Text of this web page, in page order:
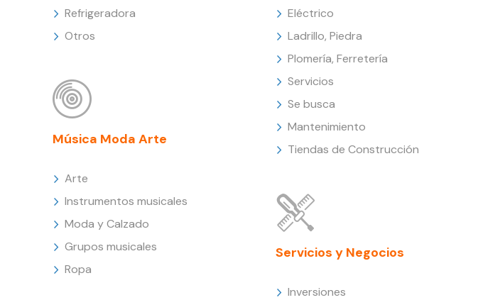
Refrigeradora
Otros
Música Moda Arte
Arte
Instrumentos musicales
Moda y Calzado
Grupos musicales
Ropa
Eléctrico
Ladrillo, Piedra
Plomería, Ferretería
Servicios
Se busca
Mantenimiento
Tiendas de Construcción
Servicios y Negocios
Inversiones